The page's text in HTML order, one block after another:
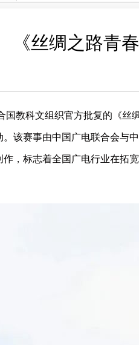
《丝绸之路青
国教科文组织官方批复的《丝
。该赛事由中国广电联合会与
作，标志着全国广电行业在拓